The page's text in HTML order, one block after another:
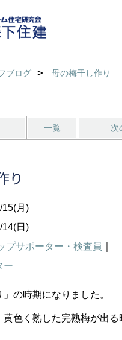
ブログ 母の梅干し作り
一覧 次
り
15(月)
14(日)
プサポーター・検査員
ー
の時期になりました。
色く熟した完熟梅が出る